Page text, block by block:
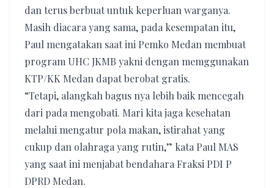
dan terus berbuat untuk keperluan warganya.
Masih diacara yang sama, pada kesempatan itu,
Paul mengatakan saat ini Pemko Medan membuat
program UHC JKMB yakni dengan memggunakan
KTP/KK Medan dapat berobat gratis.
“Tetapi, alangkah bagus nya lebih baik mencegah
dari pada mengobati. Mari kita jaga kesehatan
melalui mengatur pola makan, istirahat yang
cukup dan olahraga yang rutin,” kata Paul MAS
yang saat ini menjabat bendahara Fraksi PDI P
DPRD Medan.